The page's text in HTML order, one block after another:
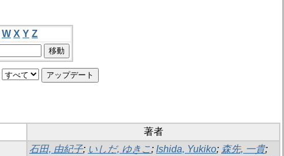
W X Y Z
著者
石田, 由紀子; いしだ, ゆきこ; Ishida, Yukiko; 森先, 一貴;